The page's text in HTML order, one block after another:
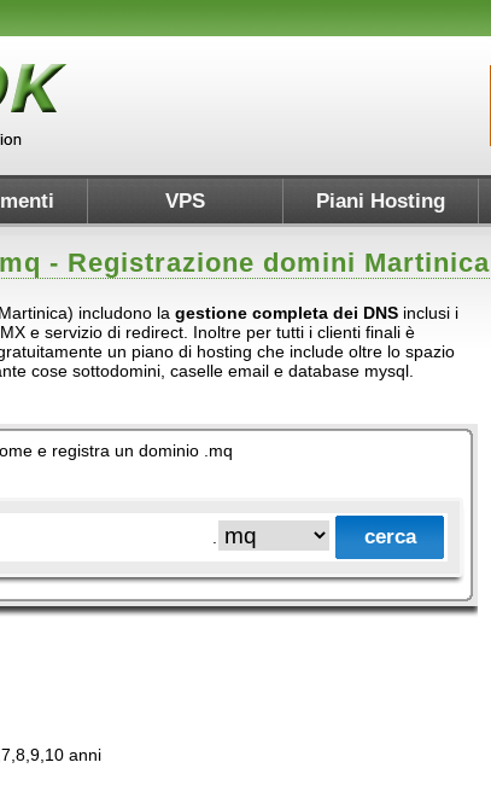
VPS Piani Hosting
mq - Registrazione domini Martinica
includono la gestione completa dei DNS inclusi i
e servizio di redirect. Inoltre per tutti i clienti finali è
un piano di hosting che include oltre lo spazio
cose sottodomini, caselle email e database mysql.
e registra un dominio .mq
anni